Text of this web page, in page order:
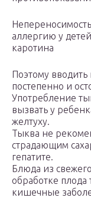
аллергию у
каротина
Поэтому
постепенно и
Употребление
вызвать у
желтуху.
Тыква не
страдающим
гепатите.
Блюда из
обработке плода
кишечные